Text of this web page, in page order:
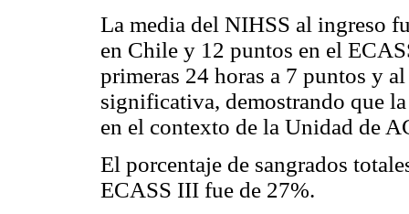
La media del NIHSS al ingreso
en Chile y 12 puntos en el
primeras 24 horas a 7 puntos y
significativa, demostrando que
en el contexto de la Unidad de
El porcentaje de sangrados
ECASS III fue de 27%.